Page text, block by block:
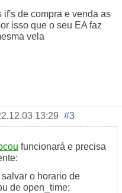
if's de compra e venda as
isso que o seu EA faz
vela
13:29 #3
funcionará e precisa
o horario de
de open_time;